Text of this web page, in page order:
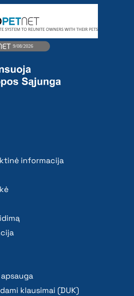
informacija
klausimai (DUK)